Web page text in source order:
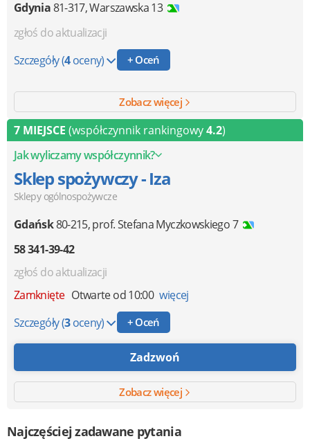
Gdynia81-317,Warszawska 13
zgłoś do aktualizacji
Szczegóły(4oceny) + Oceń
Zobacz więcej
7 MIEJSCE (współczynnik rankingowy4.2)
Jak wyliczamy współczynnik?
Sklep spożywczy - Iza
Sklepy ogólnospożywcze
Gdańsk80-215,prof. Stefana Myczkowskiego 7
58 341-39-42
zgłoś do aktualizacji
Zamknięte Otwarte od 10:00 więcej
Szczegóły(3oceny) + Oceń
Zadzwoń
Zobacz więcej
Najczęściej zadawane pytania